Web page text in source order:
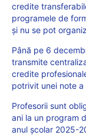
credite
programele de
și nu se pot
Până pe 6
transmite
credite
potrivit unei note
Profesorii sunt
ani la un program
anul școlar 2025-